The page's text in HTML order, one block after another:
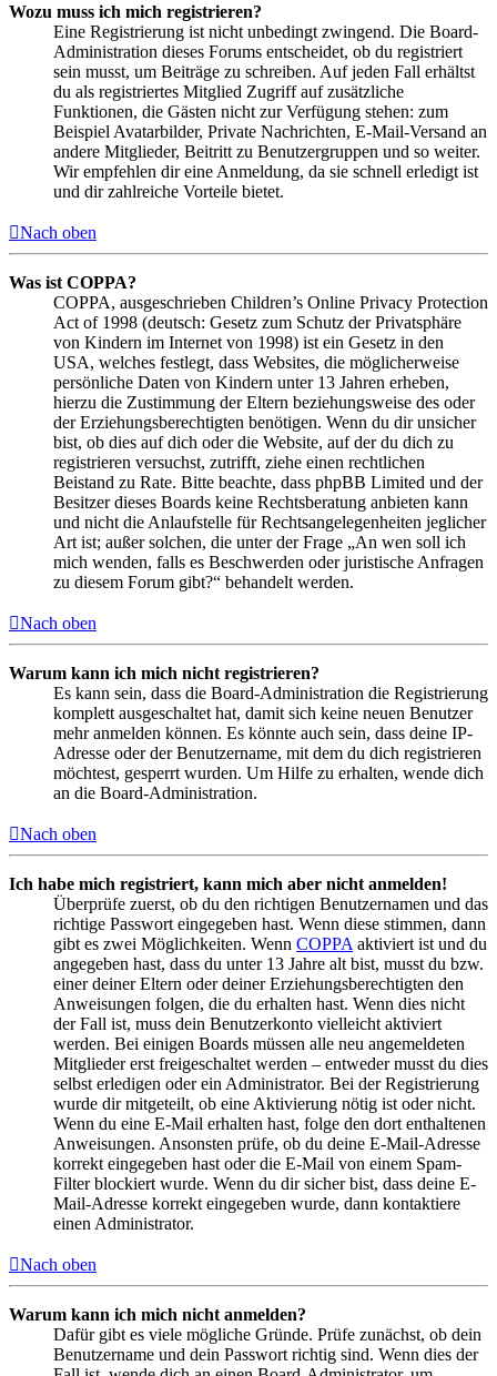
Wozu muss ich mich registrieren?
Eine Registrierung ist nicht unbedingt zwingend. Die Board-
Administration dieses Forums entscheidet, ob du registriert
sein musst, um Beiträge zu schreiben. Auf jeden Fall erhältst
du als registriertes Mitglied Zugriff auf zusätzliche
Funktionen, die Gästen nicht zur Verfügung stehen: zum
Beispiel Avatarbilder, Private Nachrichten, E-Mail-Versand an
andere Mitglieder, Beitritt zu Benutzergruppen und so weiter.
Wir empfehlen dir eine Anmeldung, da sie schnell erledigt ist
und dir zahlreiche Vorteile bietet.
Nach oben
Was ist COPPA?
COPPA, ausgeschrieben Children’s Online Privacy Protection
Act of 1998 (deutsch: Gesetz zum Schutz der Privatsphäre
von Kindern im Internet von 1998) ist ein Gesetz in den
USA, welches festlegt, dass Websites, die möglicherweise
persönliche Daten von Kindern unter 13 Jahren erheben,
hierzu die Zustimmung der Eltern beziehungsweise des oder
der Erziehungsberechtigten benötigen. Wenn du dir unsicher
bist, ob dies auf dich oder die Website, auf der du dich zu
registrieren versuchst, zutrifft, ziehe einen rechtlichen
Beistand zu Rate. Bitte beachte, dass phpBB Limited und der
Besitzer dieses Boards keine Rechtsberatung anbieten kann
und nicht die Anlaufstelle für Rechtsangelegenheiten jeglicher
Art ist; außer solchen, die unter der Frage „An wen soll ich
mich wenden, falls es Beschwerden oder juristische Anfragen
zu diesem Forum gibt?“ behandelt werden.
Nach oben
Warum kann ich mich nicht registrieren?
Es kann sein, dass die Board-Administration die Registrierung
komplett ausgeschaltet hat, damit sich keine neuen Benutzer
mehr anmelden können. Es könnte auch sein, dass deine IP-
Adresse oder der Benutzername, mit dem du dich registrieren
möchtest, gesperrt wurden. Um Hilfe zu erhalten, wende dich
an die Board-Administration.
Nach oben
Ich habe mich registriert, kann mich aber nicht anmelden!
Überprüfe zuerst, ob du den richtigen Benutzernamen und das
richtige Passwort eingegeben hast. Wenn diese stimmen, dann
gibt es zwei Möglichkeiten. Wenn COPPA aktiviert ist und du
angegeben hast, dass du unter 13 Jahre alt bist, musst du bzw.
einer deiner Eltern oder deiner Erziehungsberechtigten den
Anweisungen folgen, die du erhalten hast. Wenn dies nicht
der Fall ist, muss dein Benutzerkonto vielleicht aktiviert
werden. Bei einigen Boards müssen alle neu angemeldeten
Mitglieder erst freigeschaltet werden – entweder musst du dies
selbst erledigen oder ein Administrator. Bei der Registrierung
wurde dir mitgeteilt, ob eine Aktivierung nötig ist oder nicht.
Wenn du eine E-Mail erhalten hast, folge den dort enthaltenen
Anweisungen. Ansonsten prüfe, ob du deine E-Mail-Adresse
korrekt eingegeben hast oder die E-Mail von einem Spam-
Filter blockiert wurde. Wenn du dir sicher bist, dass deine E-
Mail-Adresse korrekt eingegeben wurde, dann kontaktiere
einen Administrator.
Nach oben
Warum kann ich mich nicht anmelden?
Dafür gibt es viele mögliche Gründe. Prüfe zunächst, ob dein
Benutzername und dein Passwort richtig sind. Wenn dies der